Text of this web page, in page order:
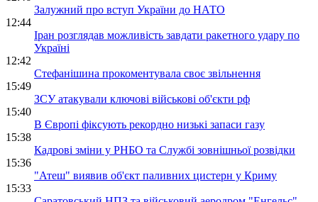
Залужний про вступ України до НАТО
12:44
Іран розглядав можливість завдати ракетного удару по
Україні
12:42
Стефанішина прокоментувала своє звільнення
15:49
ЗСУ атакували ключові військові об'єкти рф
15:40
В Європі фіксують рекордно низькі запаси газу
15:38
Кадрові зміни у РНБО та Службі зовнішньої розвідки
15:36
"Атеш" виявив об'єкт паливних цистерн у Криму
15:33